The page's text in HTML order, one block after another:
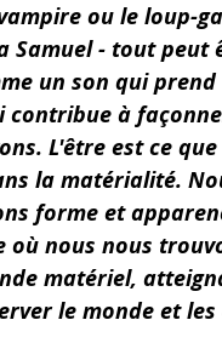
ou le loup-
Samuel - tout peut
un son qui
contribue à
L'être est ce
la matérialité.
forme et
où nous nous
matériel,
le monde et